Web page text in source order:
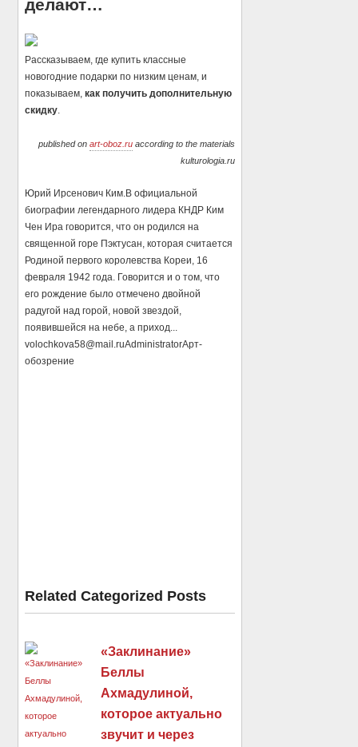
делают…
Рассказываем, где купить классные
новогодние подарки по низким ценам, и
показываем,как получить дополнительную
скидку.
published on art-oboz.ruaccording to the materials
kulturologia.ru
Юрий Ирсенович Ким.В официальной
биографии легендарного лидера КНДР Ким
Чен Ира говорится, что он родился на
священной горе Пэктусан, которая считается
Родиной первого королевства Кореи, 16
февраля 1942 года. Говорится и о том, что
его рождение было отмечено двойной
радугой над горой, новой звездой,
появившейся на небе, а приход...
volochkova58@mail.ruAdministratorАрт-
обозрение
Related Categorized Posts
«Заклинание»
Беллы
Ахмадулиной,
которое актуально
звучит и через